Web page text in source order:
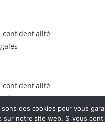
confidentialité
confidentialité
des cookies pour vous
sur notre site web. Si vous